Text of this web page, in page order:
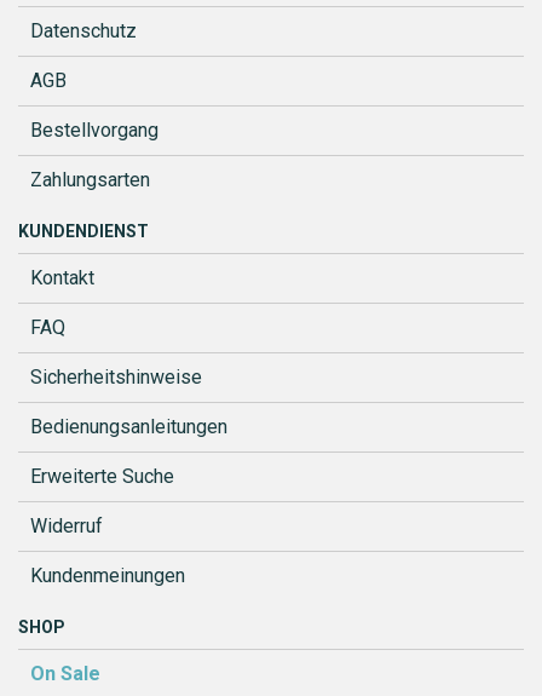
Datenschutz
AGB
Bestellvorgang
Zahlungsarten
KUNDENDIENST
Kontakt
FAQ
Sicherheitshinweise
Bedienungsanleitungen
Erweiterte Suche
Widerruf
Kundenmeinungen
SHOP
On Sale